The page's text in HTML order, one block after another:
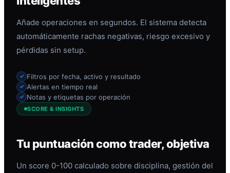
Añade operaciones en segundos. El sistema detecta
automáticamente rachas negativas, riesgo excesivo y
pérdidas sin setup.
Filtros por fecha, activo y resultado
Alertas en tiempo real
Notas y etiquetas por operación
SCORE & INSIGHTS
Tu puntuación como trader, objetiva
Un score 0-100 calculado sobre disciplina, gestión del